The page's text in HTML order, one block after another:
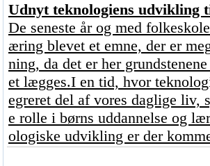
Udnyt teknologiens
De seneste år og med
æring blevet et emne, der er
ning, da det er her
et lægges.I en tid, hvor
egreret del af vores daglige liv,
e rolle i børns uddannelse og
ologiske udvikling er der